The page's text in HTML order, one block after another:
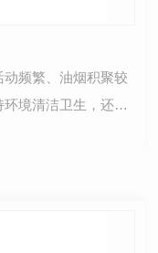
频繁、油烟积聚较
境清洁卫生，还可
们分享一些西…